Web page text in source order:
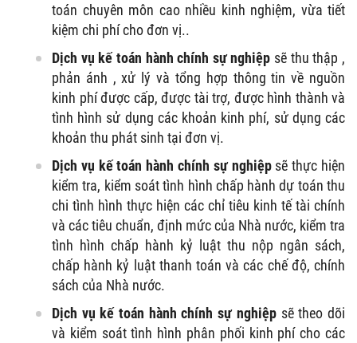
toán chuyên môn cao nhiều kinh nghiệm, vừa tiết
kiệm chi phí cho đơn vị..
Dịch vụ kế toán hành chính sự nghiệp sẽ thu thập ,
phản ánh , xử lý và tổng hợp thông tin về nguồn
kinh phí được cấp, được tài trợ, được hình thành và
tình hình sử dụng các khoản kinh phí, sử dụng các
khoản thu phát sinh tại đơn vị.
Dịch vụ kế toán hành chính sự nghiệpsẽ thực hiện
kiểm tra, kiểm soát tình hình chấp hành dự toán thu
chi tình hình thực hiện các chỉ tiêu kinh tế tài chính
và các tiêu chuẩn, định mức của Nhà nước, kiểm tra
tình hình chấp hành kỷ luật thu nộp ngân sách,
chấp hành kỷ luật thanh toán và các chế độ, chính
sách của Nhà nước.
Dịch vụ kế toán hành chính sự nghiệpsẽ theo dõi
và kiểm soát tình hình phân phối kinh phí cho các